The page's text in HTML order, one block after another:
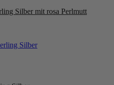
Silber mit rosa Perlmutt